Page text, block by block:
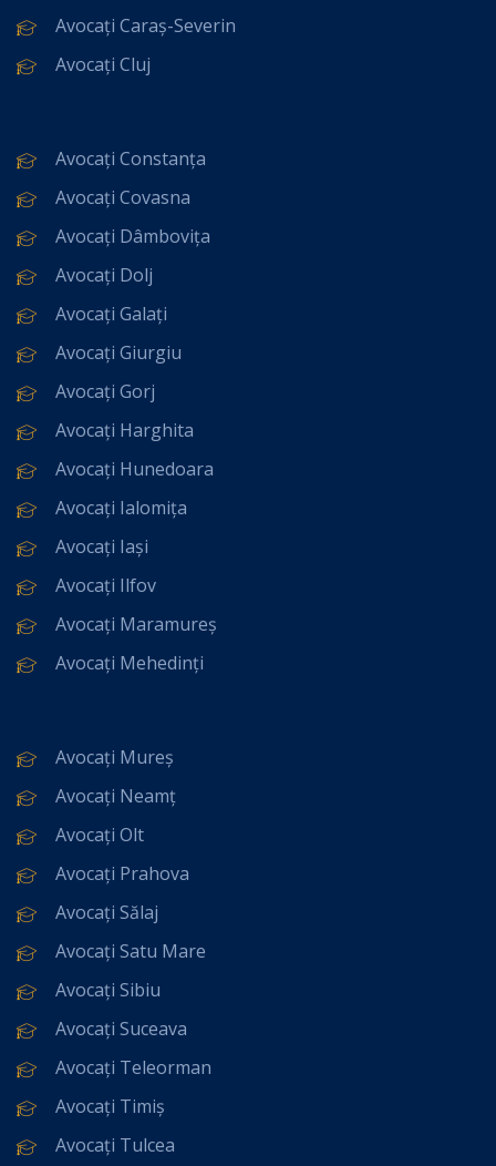
Avocați Caraș-Severin
Avocați Cluj
Avocați Constanța
Avocați Covasna
Avocați Dâmbovița
Avocați Dolj
Avocați Galați
Avocați Giurgiu
Avocați Gorj
Avocați Harghita
Avocați Hunedoara
Avocați Ialomița
Avocați Iași
Avocați Ilfov
Avocați Maramureș
Avocați Mehedinți
Avocați Mureș
Avocați Neamț
Avocați Olt
Avocați Prahova
Avocați Sălaj
Avocați Satu Mare
Avocați Sibiu
Avocați Suceava
Avocați Teleorman
Avocați Timiș
Avocați Tulcea